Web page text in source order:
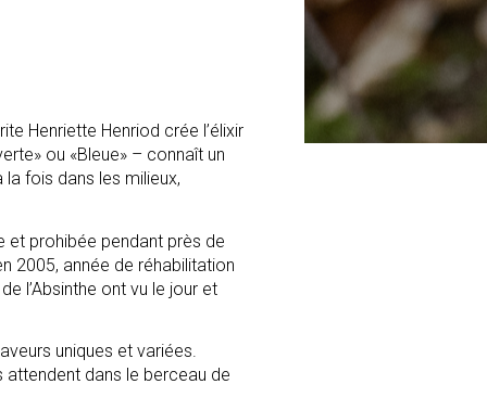
Henriette Henriod crée l’élixir
ou «Bleue» – connaît un
fois dans les milieux,
et prohibée pendant près de
2005, année de réhabilitation
l’Absinthe ont vu le jour et
uniques et variées.
attendent dans le berceau de